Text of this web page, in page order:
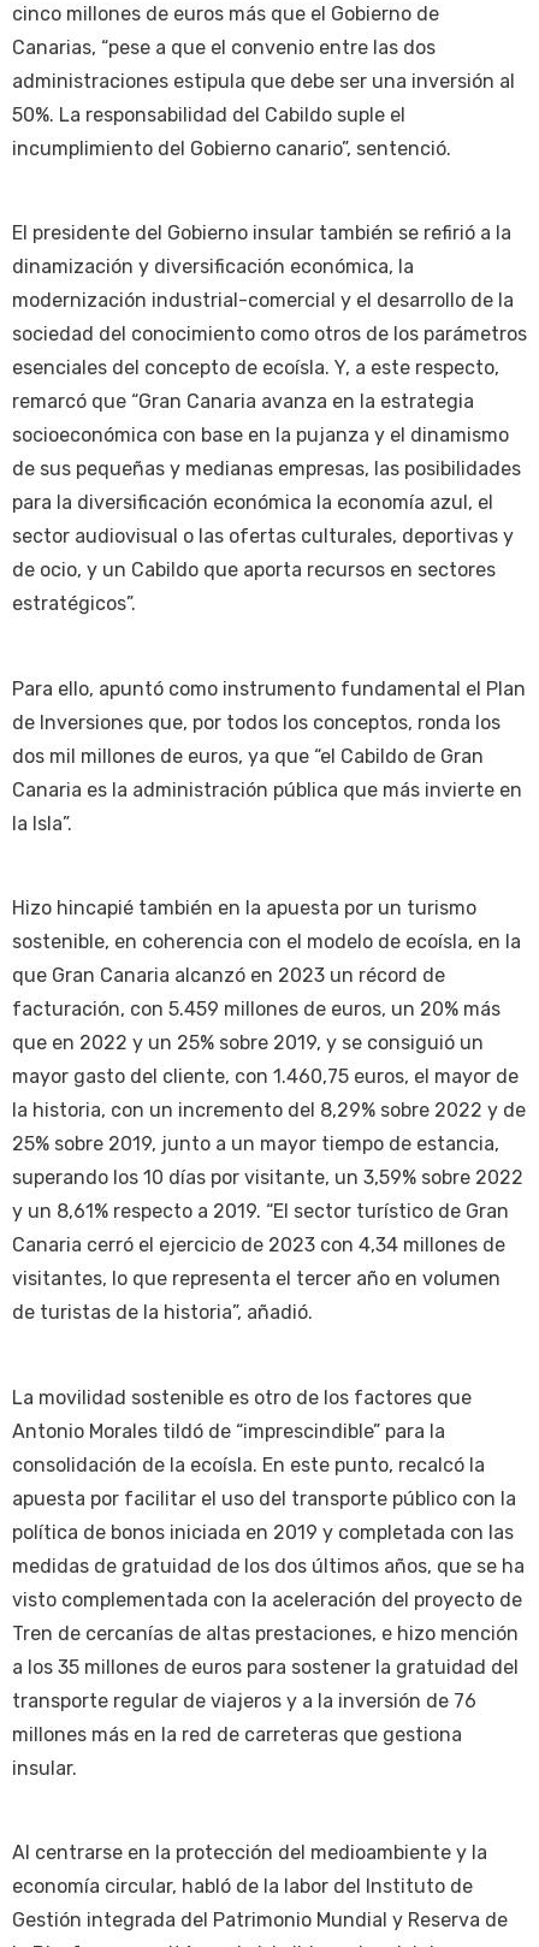
cinco millones de euros más que el Gobierno de
Canarias, “pese a que el convenio entre las dos
administraciones estipula que debe ser una inversión al
50%. La responsabilidad del Cabildo suple el
incumplimiento del Gobierno canario”, sentenció.
El presidente del Gobierno insular también se refirió a la
dinamización y diversificación económica, la
modernización industrial-comercial y el desarrollo de la
sociedad del conocimiento como otros de los parámetros
esenciales del concepto de ecoísla. Y, a este respecto,
remarcó que “Gran Canaria avanza en la estrategia
socioeconómica con base en la pujanza y el dinamismo
de sus pequeñas y medianas empresas, las posibilidades
para la diversificación económica la economía azul, el
sector audiovisual o las ofertas culturales, deportivas y
de ocio, y un Cabildo que aporta recursos en sectores
estratégicos”.
Para ello, apuntó como instrumento fundamental el Plan
de Inversiones que, por todos los conceptos, ronda los
dos mil millones de euros, ya que “el Cabildo de Gran
Canaria es la administración pública que más invierte en
la Isla”.
Hizo hincapié también en la apuesta por un turismo
sostenible, en coherencia con el modelo de ecoísla, en la
que Gran Canaria alcanzó en 2023 un récord de
facturación, con 5.459 millones de euros, un 20% más
que en 2022 y un 25% sobre 2019, y se consiguió un
mayor gasto del cliente, con 1.460,75 euros, el mayor de
la historia, con un incremento del 8,29% sobre 2022 y de
25% sobre 2019, junto a un mayor tiempo de estancia,
superando los 10 días por visitante, un 3,59% sobre 2022
y un 8,61% respecto a 2019. “El sector turístico de Gran
Canaria cerró el ejercicio de 2023 con 4,34 millones de
visitantes, lo que representa el tercer año en volumen
de turistas de la historia”, añadió.
La movilidad sostenible es otro de los factores que
Antonio Morales tildó de “imprescindible” para la
consolidación de la ecoísla. En este punto, recalcó la
apuesta por facilitar el uso del transporte público con la
política de bonos iniciada en 2019 y completada con las
medidas de gratuidad de los dos últimos años, que se ha
visto complementada con la aceleración del proyecto de
Tren de cercanías de altas prestaciones, e hizo mención
a los 35 millones de euros para sostener la gratuidad del
transporte regular de viajeros y a la inversión de 76
millones más en la red de carreteras que gestiona
insular.
Al centrarse en la protección del medioambiente y la
economía circular, habló de la labor del Instituto de
Gestión integrada del Patrimonio Mundial y Reserva de